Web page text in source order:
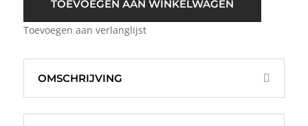
aantal
TOEVOEGEN AAN WINKELWAGEN
Toevoegen aan verlanglijst
OMSCHRIJVING